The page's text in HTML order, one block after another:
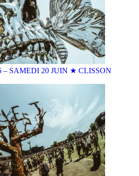
– SAMEDI 20 JUIN ★ CLISSON